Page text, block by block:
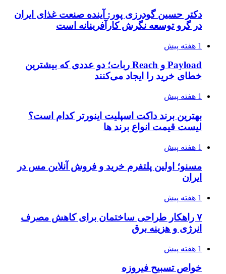
دکتر حسین گودرزی پور: آینده صنعت غذای ایران
در گرو توسعه نگرش کارآفرینانه است
1 هفته پیش
Payload و Reach ربات؛ دو عددی که بیشترین
خطای خرید را ایجاد می‌کنند
1 هفته پیش
بهترین برند داکت اسپلیت اینورتر کدام است؟
لیست قیمت انواع برند ها
1 هفته پیش
مسنو؛ اولین پلتفرم خرید و فروش آنلاین مس در
ایران
1 هفته پیش
۷ راهکار طراحی ساختمان برای کاهش مصرف
انرژی و هزینه برق
1 هفته پیش
خواص تسبیح فیروزه